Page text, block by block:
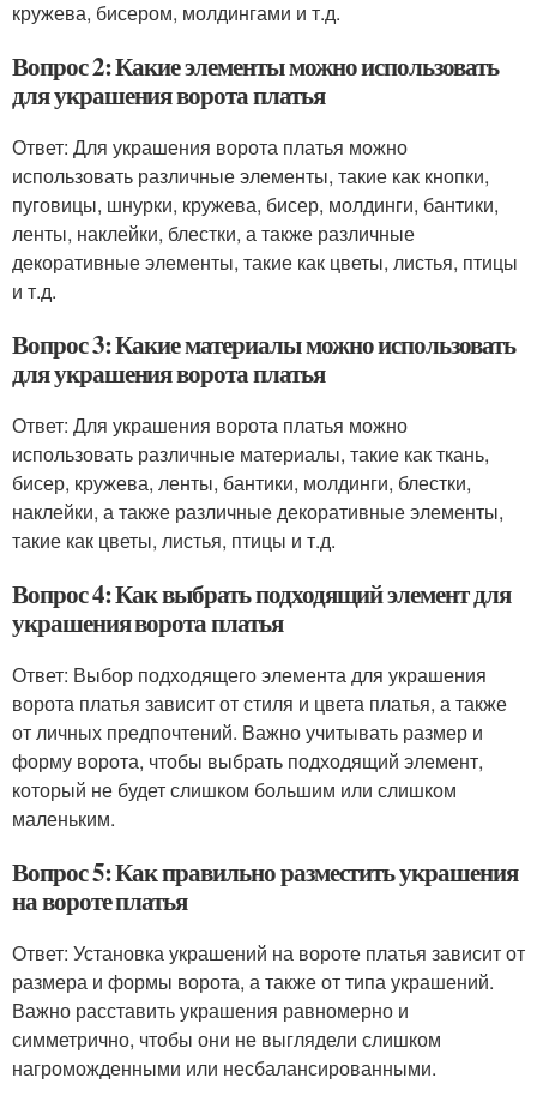
кружева, бисером, молдингами и т.д.
Вопрос 2: Какие элементы можно использовать
для украшения ворота платья
Ответ: Для украшения ворота платья можно
использовать различные элементы, такие как кнопки,
пуговицы, шнурки, кружева, бисер, молдинги, бантики,
ленты, наклейки, блестки, а также различные
декоративные элементы, такие как цветы, листья, птицы
и т.д.
Вопрос 3: Какие материалы можно использовать
для украшения ворота платья
Ответ: Для украшения ворота платья можно
использовать различные материалы, такие как ткань,
бисер, кружева, ленты, бантики, молдинги, блестки,
наклейки, а также различные декоративные элементы,
такие как цветы, листья, птицы и т.д.
Вопрос 4: Как выбрать подходящий элемент для
украшения ворота платья
Ответ: Выбор подходящего элемента для украшения
ворота платья зависит от стиля и цвета платья, а также
от личных предпочтений. Важно учитывать размер и
форму ворота, чтобы выбрать подходящий элемент,
который не будет слишком большим или слишком
маленьким.
Вопрос 5: Как правильно разместить украшения
на вороте платья
Ответ: Установка украшений на вороте платья зависит от
размера и формы ворота, а также от типа украшений.
Важно расставить украшения равномерно и
симметрично, чтобы они не выглядели слишком
нагроможденными или несбалансированными.